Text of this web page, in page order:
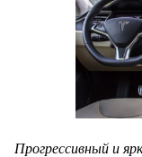
Прогрессивный и